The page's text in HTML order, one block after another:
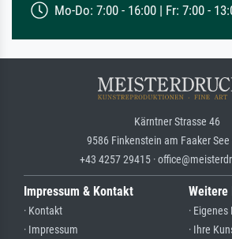
Mo-Do: 7:00 - 16:00 | Fr: 7:00 -
Kärntner Strasse 46
9586 Finkenstein am Faaker See
+43 4257 29415 ·
Impressum & Kontakt
· Kontakt
· Impressum
Weitere
·
· Ihre